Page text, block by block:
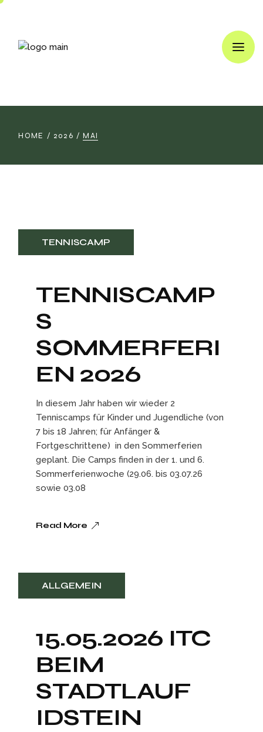
Skip
HOME 2026 MAI
TENNISCAMP
TENNISCAMP
S
SOMMERFERI
EN 2026
In diesem Jahr haben wir wieder 2
Tenniscamps für Kinder und Jugendliche (von
7 bis 18 Jahren; für Anfänger &
Fortgeschrittene) in den Sommerferien
geplant. Die Camps finden in der 1. und 6.
Sommerferienwoche (29.06. bis 03.07.26
sowie 03.08
Read More
ALLGEMEIN
15.05.2026 ITC
BEIM
STADTLAUF
IDSTEIN